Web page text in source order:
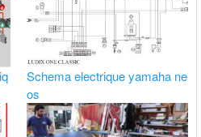
Schema electrique yamaha ne
os